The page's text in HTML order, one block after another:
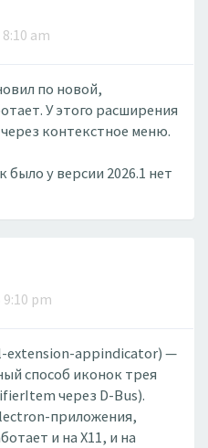
am
по новой,
У этого расширения
контекстное меню.
у версии 2026.1 нет
pm
extension-appindicator) —
способ иконок трея
через D-Bus).
приложения,
и на X11, и на